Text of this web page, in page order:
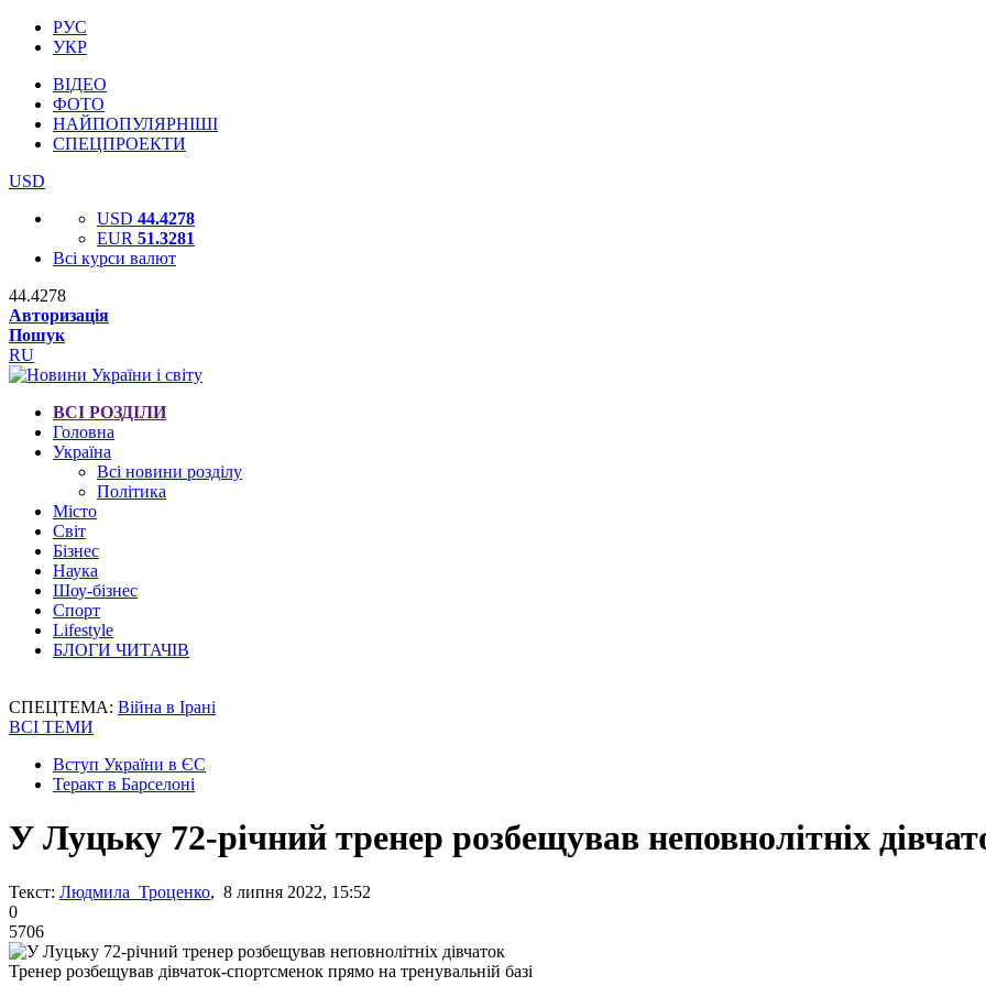
РУС
УКР
ВІДЕО
ФОТО
НАЙПОПУЛЯРНІШІ
СПЕЦПРОЕКТИ
USD
USD 44.4278
EUR 51.3281
Всі курси валют
44.4278
Авторизація
Пошук
RU
ВСІ РОЗДІЛИ
Головна
Україна
Всі новини розділу
Політика
Місто
Світ
Бізнес
Наука
Шоу-бізнес
Спорт
Lifestyle
БЛОГИ ЧИТАЧІВ
СПЕЦТЕМА: Війна в Ірані
ВСІ ТЕМИ
Вступ України в ЄС
Теракт в Барселоні
У Луцьку 72-річний тренер розбещував неповнолітніх
Текст: Людмила Троценко, 8 липня 2022, 15:52
0
5706
Тренер розбещував дівчаток-спортсменок прямо на тренувальній базі